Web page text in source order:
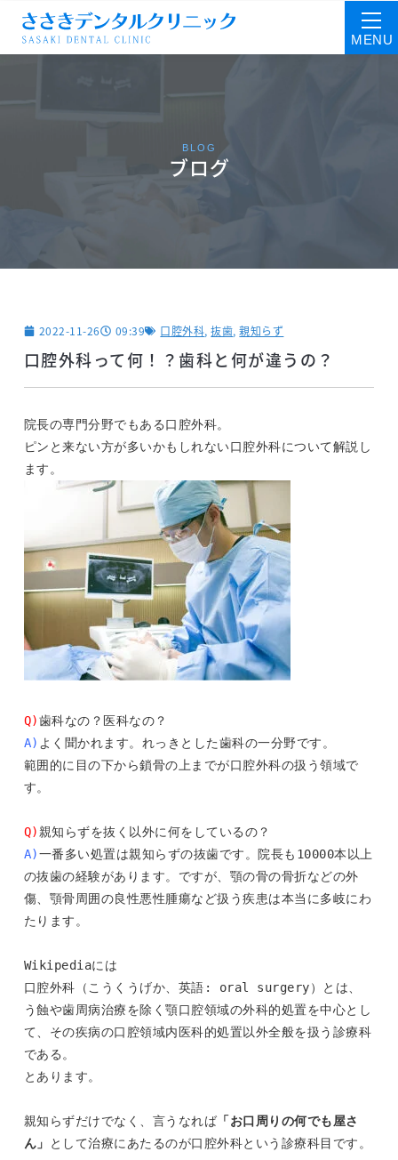
BLOG
ブログ
2022-11-26 09:39 口腔外科,抜歯,親知らず
口腔外科って何！？歯科と何が違うの？
院長の専門分野でもある口腔外科。
ピンと来ない方が多いかもしれない口腔外科について解説し
Q)
A) よく聞かれます。れっきとした歯科の一分野です。
範囲的に目の下から鎖骨の上までが口腔外科の扱う領域で
す。
Q)
A)一番多い処置は親知らずの抜歯です。院長も10000本以上
の抜歯の経験があります。ですが、顎の骨の骨折などの外
傷、顎骨周囲の良性悪性腫瘍など扱う疾患は本当に多岐にわ
たります。
Wikipediaには
口腔外科（こうくうげか、英語: oral surgery）とは、
う蝕や歯周病治療を除く顎口腔領域の外科的処置を中心とし
て、その疾病の口腔領域内医科的処置以外全般を扱う診療科
である。
とあります。
親知らずだけでなく、⾔うなれば 「お⼝周りの何でも屋さ
ん」
として治療にあたるのが⼝腔外科という診療科⽬です。